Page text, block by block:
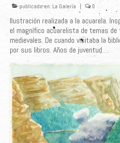
publicado en: La Galería | 0
Ilustración realizada a la acuarela.
el magnífico acuarelista de temas de
medievales. De cuando visitaba la
por sus libros. Años de juventud….